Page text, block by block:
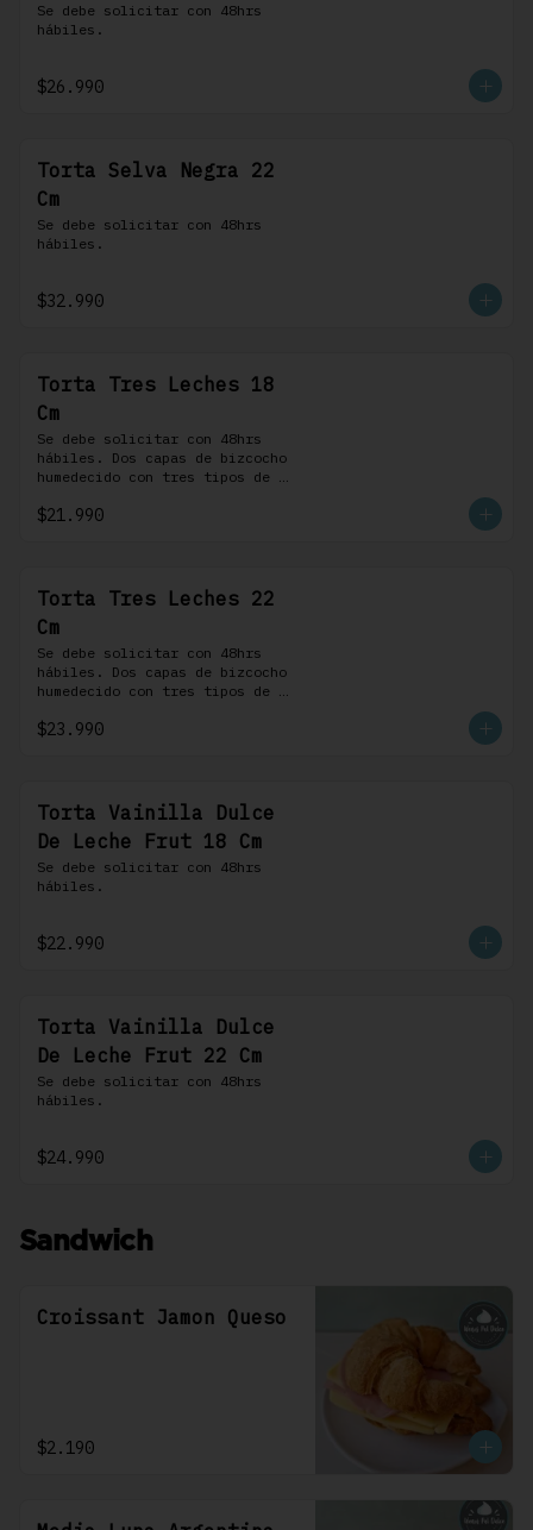
Se debe solicitar con 48hrs
hábiles.
$26.990
Torta Selva Negra 22
Cm
Se debe solicitar con 48hrs
hábiles.
$32.990
Torta Tres Leches 18
Cm
Se debe solicitar con 48hrs
hábiles. Dos capas de bizcocho
humedecido con tres tipos de
pastelera, cubierta con
$21.990
Torta Tres Leches 22
Cm
Se debe solicitar con 48hrs
hábiles. Dos capas de bizcocho
humedecido con tres tipos de
pastelera, cubierta con
$23.990
Torta Vainilla Dulce
De Leche Frut 18 Cm
Se debe solicitar con 48hrs
hábiles.
$22.990
Torta Vainilla Dulce
De Leche Frut 22 Cm
Se debe solicitar con 48hrs
hábiles.
$24.990
Sandwich
Croissant Jamon Queso
$2.190